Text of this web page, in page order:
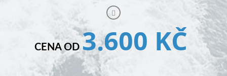
PRODEJ LODÍ
CENA OD3.600 KČ